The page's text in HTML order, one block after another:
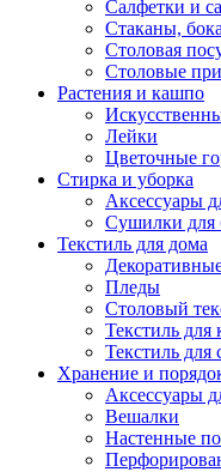
Салфетки и
Стаканы,
Столовая
Столовые
Растения и кашпо
Лейки
Цветочные
Стирка и уборка
Аксессуары
Сушилки для
Текстиль для дома
Пледы
Столовый
Текстиль для
Текстиль для
Хранение и
Аксессуары
Вешалки
Настенные